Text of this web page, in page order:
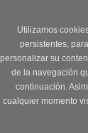
Utilizamos
persistentes,
personalizar su
de la navegación
continuación.
cualquier momento